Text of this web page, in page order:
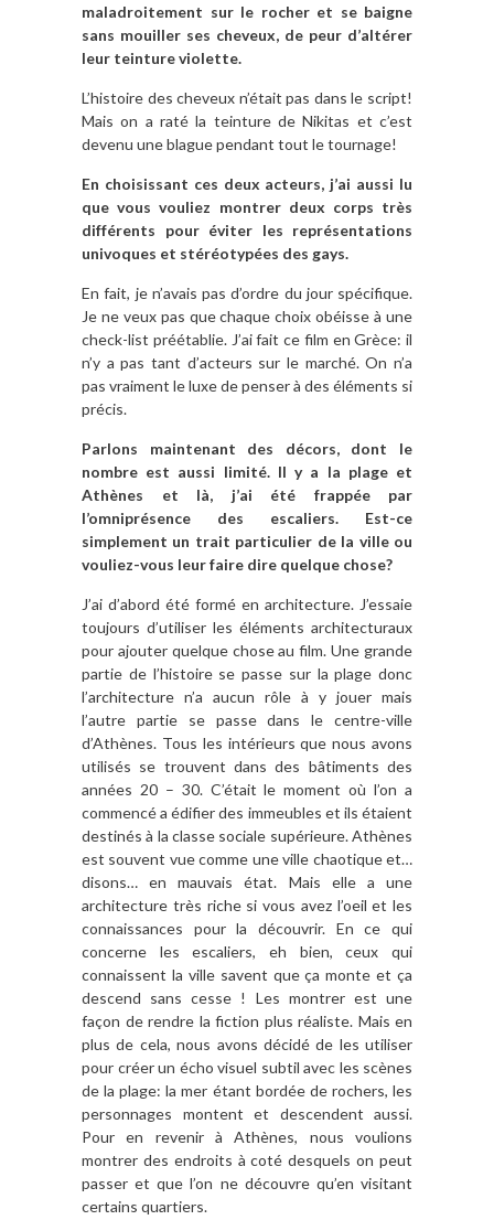
maladroitement sur le rocher et se baigne
sans mouiller ses cheveux, de peur d’altérer
leur teinture violette.
L’histoire des cheveux n’était pas dans le script!
Mais on a raté la teinture de Nikitas et c’est
devenu une blague pendant tout le tournage!
En choisissant ces deux acteurs, j’ai aussi lu
que vous vouliez montrer deux corps très
différents pour éviter les représentations
univoques et stéréotypées des gays.
En fait, je n’avais pas d’ordre du jour spécifique.
Je ne veux pas que chaque choix obéisse à une
check-list préétablie. J’ai fait ce film en Grèce: il
n’y a pas tant d’acteurs sur le marché. On n’a
pas vraiment le luxe de penser à des éléments si
précis.
Parlons maintenant des décors, dont le
nombre est aussi limité. Il y a la plage et
Athènes et là, j’ai été frappée par
l’omniprésence des escaliers. Est-ce
simplement un trait particulier de la ville ou
vouliez-vous leur faire dire quelque chose?
J’ai d’abord été formé en architecture. J’essaie
toujours d’utiliser les éléments architecturaux
pour ajouter quelque chose au film. Une grande
partie de l’histoire se passe sur la plage donc
l’architecture n’a aucun rôle à y jouer mais
l’autre partie se passe dans le centre-ville
d’Athènes. Tous les intérieurs que nous avons
utilisés se trouvent dans des bâtiments des
années 20 – 30. C’était le moment où l’on a
commencé a édifier des immeubles et ils étaient
destinés à la classe sociale supérieure. Athènes
est souvent vue comme une ville chaotique et…
disons… en mauvais état. Mais elle a une
architecture très riche si vous avez l’oeil et les
connaissances pour la découvrir. En ce qui
concerne les escaliers, eh bien, ceux qui
connaissent la ville savent que ça monte et ça
descend sans cesse ! Les montrer est une
façon de rendre la fiction plus réaliste. Mais en
plus de cela, nous avons décidé de les utiliser
pour créer un écho visuel subtil avec les scènes
de la plage: la mer étant bordée de rochers, les
personnages montent et descendent aussi.
Pour en revenir à Athènes, nous voulions
montrer des endroits à coté desquels on peut
passer et que l’on ne découvre qu’en visitant
certains quartiers.